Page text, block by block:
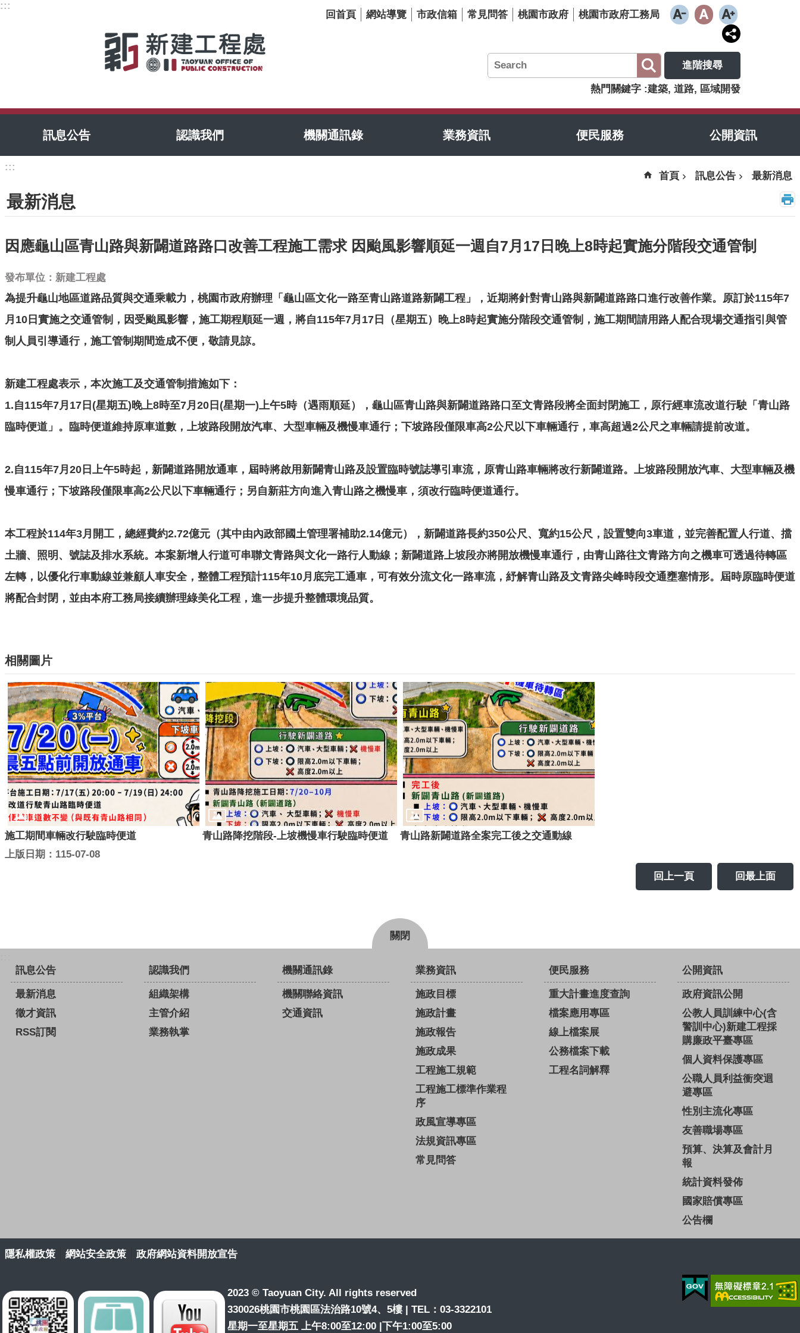
跳到主要內容區塊
:::
回首頁 網站導覽 市政信箱 常見問答 桃園市政府 桃園市政府工務局
進階搜尋
熱門關鍵字 建築 道路 區域開發
訊息公告 認識我們 機關通訊錄 業務資訊 便民服務 公開資訊
:::
首頁 訊息公告 最新消息
最新消息
因應龜山區青山路與新闢道路路口改善工程施工需求 因颱風影響順延一週自7月17日晚上8時起實施分階段交通管制
發布單位：新建工程處
為提升龜山地區道路品質與交通乘載力，桃園市政府辦理「龜山區文化一路至青山路道路新闢工程」，近期將針對青山路與新闢道路路口進行改善作業。原訂於115年7
月10日實施之交通管制，因受颱風影響，施工期程順延一週，將自115年7月17日（星期五）晚上8時起實施分階段交通管制，施工期間請用路人配合現場交通指引與管
制人員引導通行，施工管制期間造成不便，敬請見諒。
新建工程處表示，本次施工及交通管制措施如下：
1.自115年7月17日(星期五)晚上8時至7月20日(星期一)上午5時（遇雨順延），龜山區青山路與新闢道路路口至文青路段將全面封閉施工，原行經車流改道行駛「青山路
臨時便道」。臨時便道維持原車道數，上坡路段開放汽車、大型車輛及機慢車通行；下坡路段僅限車高2公尺以下車輛通行，車高超過2公尺之車輛請提前改道。
2.自115年7月20日上午5時起，新闢道路開放通車，屆時將啟用新闢青山路及設置臨時號誌導引車流，原青山路車輛將改行新闢道路。上坡路段開放汽車、大型車輛及機
慢車通行；下坡路段僅限車高2公尺以下車輛通行；另自新莊方向進入青山路之機慢車，須改行臨時便道通行。
本工程於114年3月開工，總經費約2.72億元（其中由內政部國土管理署補助2.14億元），新闢道路長約350公尺、寬約15公尺，設置雙向3車道，並完善配置人行道、擋
土牆、照明、號誌及排水系統。本案新增人行道可串聯文青路與文化一路行人動線；新闢道路上坡段亦將開放機慢車通行，由青山路往文青路方向之機車可透過待轉區
左轉，以優化行車動線並兼顧人車安全，整體工程預計115年10月底完工通車，可有效分流文化一路車流，紓解青山路及文青路尖峰時段交通壅塞情形。屆時原臨時便道
將配合封閉，並由本府工務局接續辦理綠美化工程，進一步提升整體環境品質。
相關圖片
施工期間車輛改行駛臨時便道 青山路降挖階段-上坡機慢車行駛臨時便道
青山路新闢道路全案完工後之交通動線
上版日期：115-07-08
回上一頁
回最上面
關閉
訊息公告
最新消息
徵才資訊
RSS訂閱
認識我們
組織架構
主管介紹
業務執掌
機關通訊錄
機關聯絡資訊
交通資訊
業務資訊
施政目標
施政計畫
施政報告
施政成果
工程施工規範
工程施工標準作業程
序
政風宣導專區
法規資訊專區
常見問答
便民服務
重大計畫進度查詢
檔案應用專區
線上檔案展
公務檔案下載
工程名詞解釋
公開資訊
政府資訊公開
公教人員訓練中心(含
警訓中心)新建工程採
購廉政平臺專區
個人資料保護專區
公職人員利益衝突迴
避專區
性別主流化專區
友善職場專區
預算、決算及會計月
報
統計資料發佈
國家賠償專區
公告欄
隱私權政策 網站安全政策 政府網站資料開放宣告
2023 © Taoyuan City. All rights reserved
330026桃園市桃園區法治路10號4、5樓 | TEL：03-3322101
星期一至星期五 上午8:00至12:00 |下午1:00至5:00